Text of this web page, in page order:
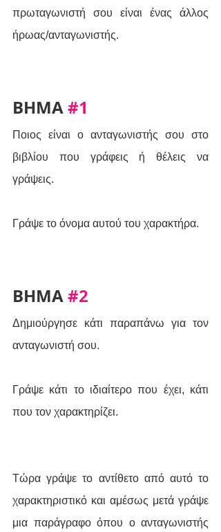
πρωταγωνιστή σου είναι ένας άλλος
ήρωας/ανταγωνιστής.
BHMA #1
Ποιος είναι ο ανταγωνιστής σου στο
βιβλίου που γράφεις ή θέλεις να
γράψεις.
Γράψε το όνομα αυτού του χαρακτήρα.
BHMA #2
Δημιούργησε κάτι παραπάνω για τον
ανταγωνιστή σου.
Γράψε κάτι το ιδιαίτερο που έχει, κάτι
που τον χαρακτηρίζει.
Τώρα γράψε το αντίθετο από αυτό το
χαρακτηριστικό και αμέσως μετά γράψε
μια παράγραφο όπου ο ανταγωνιστής